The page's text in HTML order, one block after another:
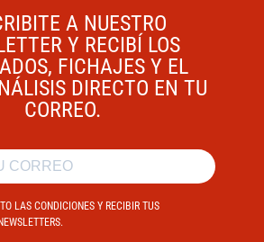
A NUESTRO
Y RECIBÍ LOS
FICHAJES Y EL
DIRECTO EN TU
CORREO.
LAS CONDICIONES Y RECIBIR TUS